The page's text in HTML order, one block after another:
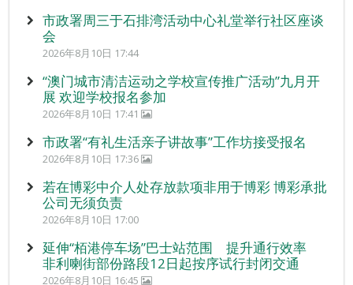
市政署周三于石排湾活动中心礼堂举行社区座谈
会
2026年8月10日 17:44
“澳门城市清洁运动之学校宣传推广活动”九月开
展 欢迎学校报名参加
2026年8月10日 17:41
市政署“有礼生活亲子讲故事”工作坊接受报名
2026年8月10日 17:36
若在博彩中介人处存放款项非用于博彩 博彩承批
公司无须负责
2026年8月10日 17:00
延伸“栢港停车场”巴士站范围 提升通行效率
非利喇街部份路段12日起按序试行封闭交通
2026年8月10日 16:45